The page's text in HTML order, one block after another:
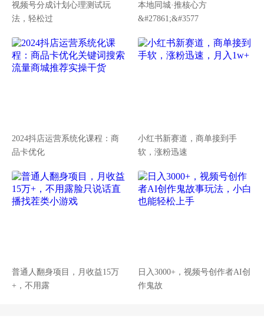
视频号分成计划心理测试玩
法，轻松过
本地同城·推核心方
&#27861;&#3577
2024抖店运营系统化课程：商
品卡优化
小红书新赛道，商单接到手
软，涨粉迅速
普通人翻身项目，月收益15万
+，不用露
日入3000+，视频号创作者AI创
作鬼故